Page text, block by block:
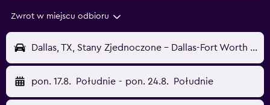
Zwrot w miejscu odbioru
Dallas, TX, Stany Zjednoczone - Dallas-Fort Worth (DFW)
pon. 17.8. Południe - pon. 24.8. Południe